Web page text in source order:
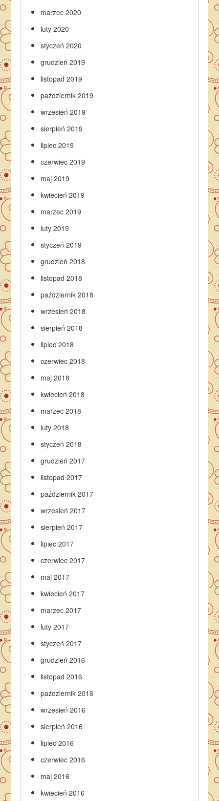
marzec 2020
luty 2020
styczeń 2020
grudzień 2019
listopad 2019
październik 2019
wrzesień 2019
sierpień 2019
lipiec 2019
czerwiec 2019
maj 2019
kwiecień 2019
marzec 2019
luty 2019
styczeń 2019
grudzień 2018
listopad 2018
październik 2018
wrzesień 2018
sierpień 2018
lipiec 2018
czerwiec 2018
maj 2018
kwiecień 2018
marzec 2018
luty 2018
styczeń 2018
grudzień 2017
listopad 2017
październik 2017
wrzesień 2017
sierpień 2017
lipiec 2017
czerwiec 2017
maj 2017
kwiecień 2017
marzec 2017
luty 2017
styczeń 2017
grudzień 2016
listopad 2016
październik 2016
wrzesień 2016
sierpień 2016
lipiec 2016
czerwiec 2016
maj 2016
kwiecień 2016